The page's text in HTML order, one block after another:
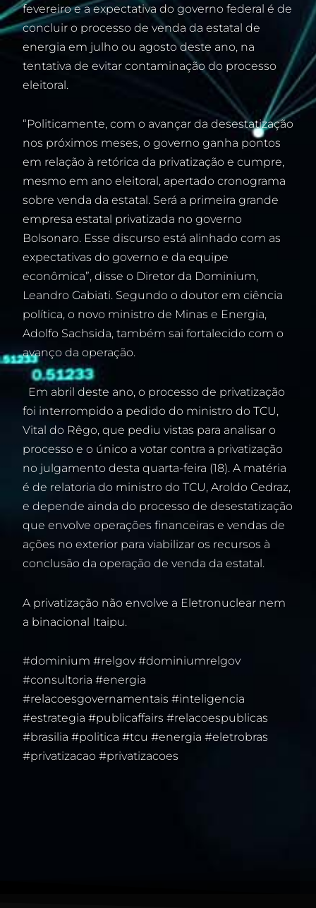
fevereiro e a expectativa do governo federal é de
concluir o processo de venda da estatal de
energia em julho ou agosto deste ano, na
tentativa de evitar contaminação do processo
eleitoral.
“Politicamente, com o avançar da desestatização
nos próximos meses, o governo ganha pontos
em relação à retórica da privatização e cumpre,
mesmo em ano eleitoral, apertado cronograma
sobre venda da estatal. Será a primeira grande
empresa estatal privatizada no governo
Bolsonaro. Esse discurso está alinhado com as
expectativas do governo e da equipe
econômica”, disse o Diretor da Dominium,
Leandro Gabiati. Segundo o doutor em ciência
política, o novo ministro de Minas e Energia,
Adolfo Sachsida, também sai fortalecido com o
avanço da operação.
Em abril deste ano, o processo de privatização
foi interrompido a pedido do ministro do TCU,
Vital do Rêgo, que pediu vistas para analisar o
processo e o único a votar contra a privatização
no julgamento desta quarta-feira (18). A matéria
é de relatoria do ministro do TCU, Aroldo Cedraz,
e depende ainda do processo de desestatização
que envolve operações financeiras e vendas de
ações no exterior para viabilizar os recursos à
conclusão da operação de venda da estatal.
A privatização não envolve a Eletronuclear nem
a binacional Itaipu.
#dominium #relgov #dominiumrelgov
#consultoria #energia
#relacoesgovernamentais #inteligencia
#estrategia #publicaffairs #relacoespublicas
#brasilia #politica #tcu #energia #eletrobras
#privatizacao #privatizacoes